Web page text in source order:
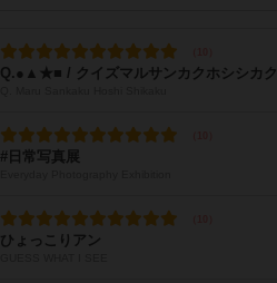
Q.●▲★■ / クイズマルサンカクホシシカク
#日常写真展
ひょっこりアン